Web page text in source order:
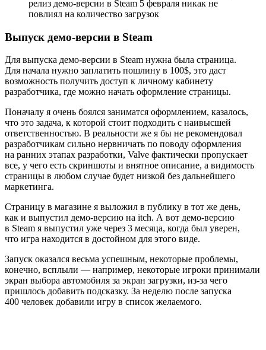
релиз демо-версии в Steam 5 февраля никак не
повлиял на количество загрузок
Выпуск демо-версии в Steam
Для выпуска демо‑версии в Steam нужна была страница.
Для начала нужно заплатить пошлину в 100$, это даст
возможность получить доступ к личному кабинету
разработчика, где можно начать оформление страницы.
Поначалу я очень боялся заниматся оформлением, казалось,
что это задача, к которой стоит подходить с наивысшей
ответственностью. В реальности же я бы не рекомендовал
разработчикам сильно нервничать по поводу оформления
на ранних этапах разработки, Valve фактически пропускает
все, у чего есть скриншоты и внятное описание, а видимость
страницы в любом случае будет низкой без дальнейшего
маркетинга.
Страницу в магазине я выложил в публику в тот же день,
как и выпустил демо-версию на itch. А вот демо-версию
в Steam я выпустил уже через 3 месяца, когда был уверен,
что игра находится в достойном для этого виде.
Запуск оказался весьма успешным, некоторые проблемы,
конечно, всплыли — например, некоторые игроки принимали
экран выбора автомобиля за экран загрузки, из-за чего
пришлось добавить подсказку. За неделю после запуска
400 человек добавили игру в список желаемого.